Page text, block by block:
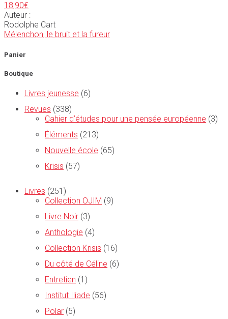
18,90€
Auteur :
Rodolphe Cart
Mélenchon, le bruit et la fureur
Panier
Boutique
Livres jeunesse (6)
Revues (338)
Cahier d’études pour une pensée européenne (3)
Éléments (213)
Nouvelle école (65)
Krisis (57)
Livres (251)
Collection OJIM (9)
Livre Noir (3)
Anthologie (4)
Collection Krisis (16)
Du côté de Céline (6)
Entretien (1)
Institut Iliade (56)
Polar (5)